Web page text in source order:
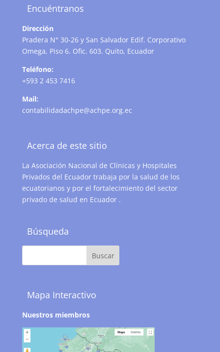
Encuéntranos
Dirección
Pradera N° 30-26 y San Salvador Edif. Corporativo
Omega, Piso 6. Ofic. 603. Quito, Ecuador
Teléfono:
+593 2 453 7416
Mail:
contabilidadachpe@achpe.org.ec
Acerca de este sitio
La Asociación Nacional de Clínicas y Hospitales
Privados del Ecuador trabaja por la salud de los
ecuatorianos y por el fortalecimiento del sector
privado de salud en Ecuador .
Búsqueda
Mapa Interactivo
Nuestros miembros